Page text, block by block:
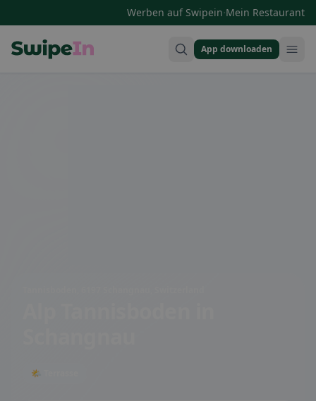
Werben auf Swipein·Mein Restaurant
App downloaden
🌤 Terrasse